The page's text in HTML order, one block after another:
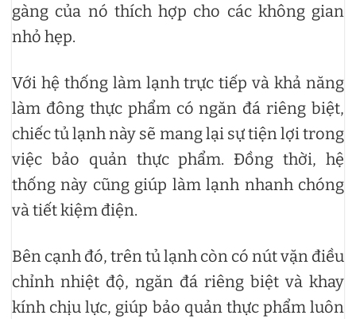
gàng của nó thích hợp cho các không gian
nhỏ hẹp.
Với hệ thống làm lạnh trực tiếp và khả năng
làm đông thực phẩm có ngăn đá riêng biệt,
chiếc tủ lạnh này sẽ mang lại sự tiện lợi trong
việc bảo quản thực phẩm. Đồng thời, hệ
thống này cũng giúp làm lạnh nhanh chóng
và tiết kiệm điện.
Bên cạnh đó, trên tủ lạnh còn có nút vặn điều
chỉnh nhiệt độ, ngăn đá riêng biệt và khay
kính chịu lực, giúp bảo quản thực phẩm luôn